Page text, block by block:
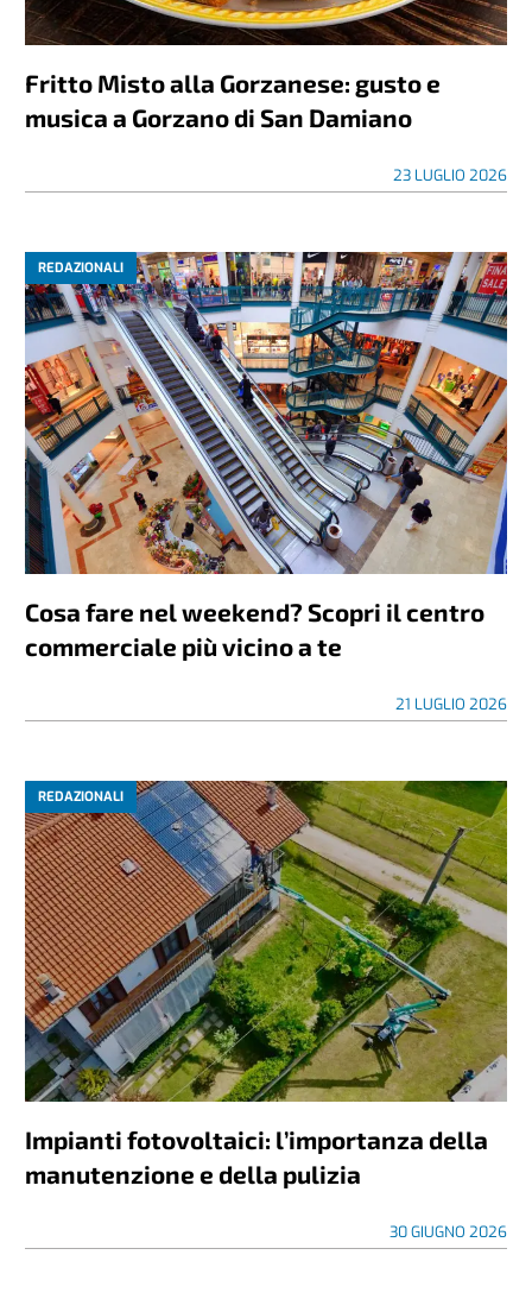
Fritto Misto alla Gorzanese: gusto e
musica a Gorzano di San Damiano
23 LUGLIO 2026
REDAZIONALI
Cosa fare nel weekend? Scopri il centro
commerciale più vicino a te
21 LUGLIO 2026
REDAZIONALI
Impianti fotovoltaici: l’importanza della
manutenzione e della pulizia
30 GIUGNO 2026